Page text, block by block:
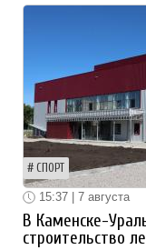
СПОРТ
15:37 | 7 августа
В Каменске-
строительство